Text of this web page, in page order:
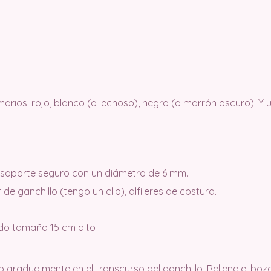
rojo, blanco (o lechoso), negro (o marrón oscuro). Y
seguro con un diámetro de 6 mm.
ganchillo (tengo un clip), alfileres de costura.
tamaño 15 cm alto
gradualmente en el transcurso del ganchillo. Rellene el